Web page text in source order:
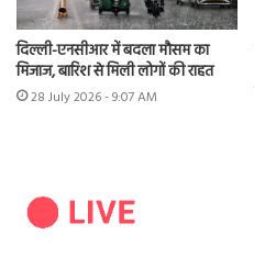
दिल्ली-एनसीआर में बदला मौसम का
मिजाज, बारिश से मिली लोगों की राहत
28 July 2026 - 9:07 AM